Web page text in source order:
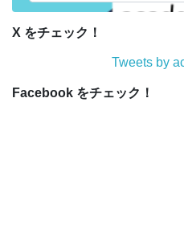
X をチェック！
Tweets by
Facebook をチェック！